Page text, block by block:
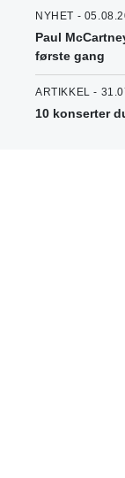
NYHET -
Paul
første gang
ARTIKKEL -
10 konserter